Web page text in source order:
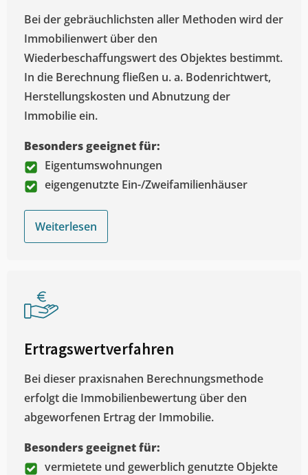
Bei der gebräuchlichsten aller Methoden wird der
Immobilienwert über den
Wiederbeschaffungswert des Objektes bestimmt.
In die Berechnung fließen u. a. Bodenrichtwert,
Herstellungskosten und Abnutzung der
Immobilie ein.
Besonders geeignet für:
Eigentumswohnungen
eigengenutzte Ein-/Zweifamilienhäuser
Weiterlesen
Ertragswertverfahren
Bei dieser praxisnahen Berechnungsmethode
erfolgt die Immobilienbewertung über den
abgeworfenen Ertrag der Immobilie.
Besonders geeignet für:
vermietete und gewerblich genutzte Objekte